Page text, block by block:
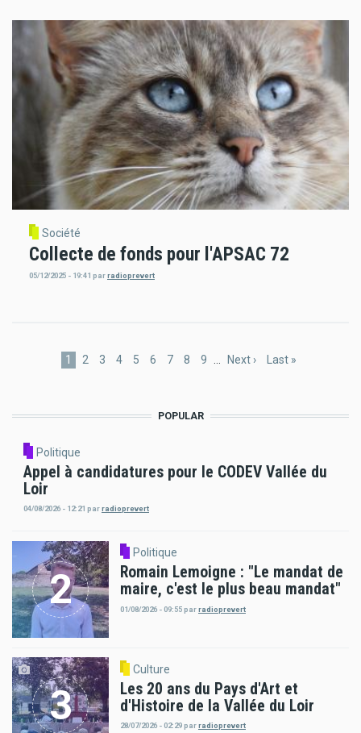
Société
Collecte de fonds pour l'APSAC 72
05/12/2025 - 19:41 parradioprevert
Page
1 Page
2 Page
3 Page
4 Page
5 Page
6 Page
7 Page
8 Page
9
Page
Next ›
Dernière
Last »
POPULAR
Politique
Appel à candidatures pour le CODEV Vallée du
Loir
04/08/2026 - 12:21 parradioprevert
Politique
Romain Lemoigne : "Le mandat de
maire, c'est le plus beau mandat"
01/08/2026 - 09:55parradioprevert
Culture
Les 20 ans du Pays d'Art et
d'Histoire de la Vallée du Loir
28/07/2026 - 02:29parradioprevert